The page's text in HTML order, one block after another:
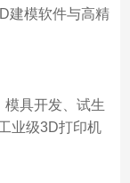
建模软件与高精
模具开发、试生
业级3D打印机